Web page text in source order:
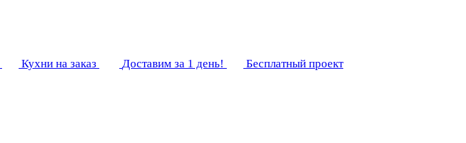
Кухни на заказ Доставим за 1 день! Бесплатный проект